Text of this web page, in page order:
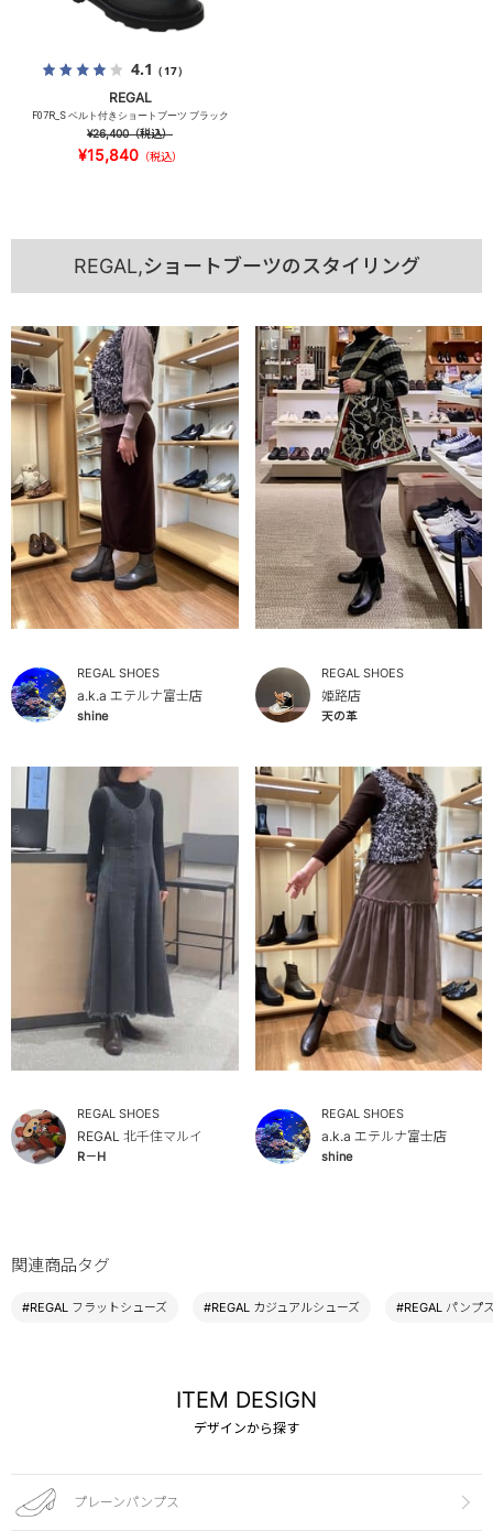
4.1 （17）
REGAL
F07R_S ベルト付きショートブーツ ブラック
¥26,400（税込）
¥15,840（税込）
REGAL,ショートブーツのスタイリング
REGAL SHOES
a.k.a エテルナ富士店
shine
REGAL SHOES
姫路店
天の革
REGAL SHOES
REGAL 北千住マルイ
R－H
REGAL SHOES
a.k.a エテルナ富士店
shine
関連商品タグ
#REGAL フラットシューズ #REGAL カジュアルシューズ #REGAL パンプ
ITEM DESIGN
デザインから探す
プレーンパンプス